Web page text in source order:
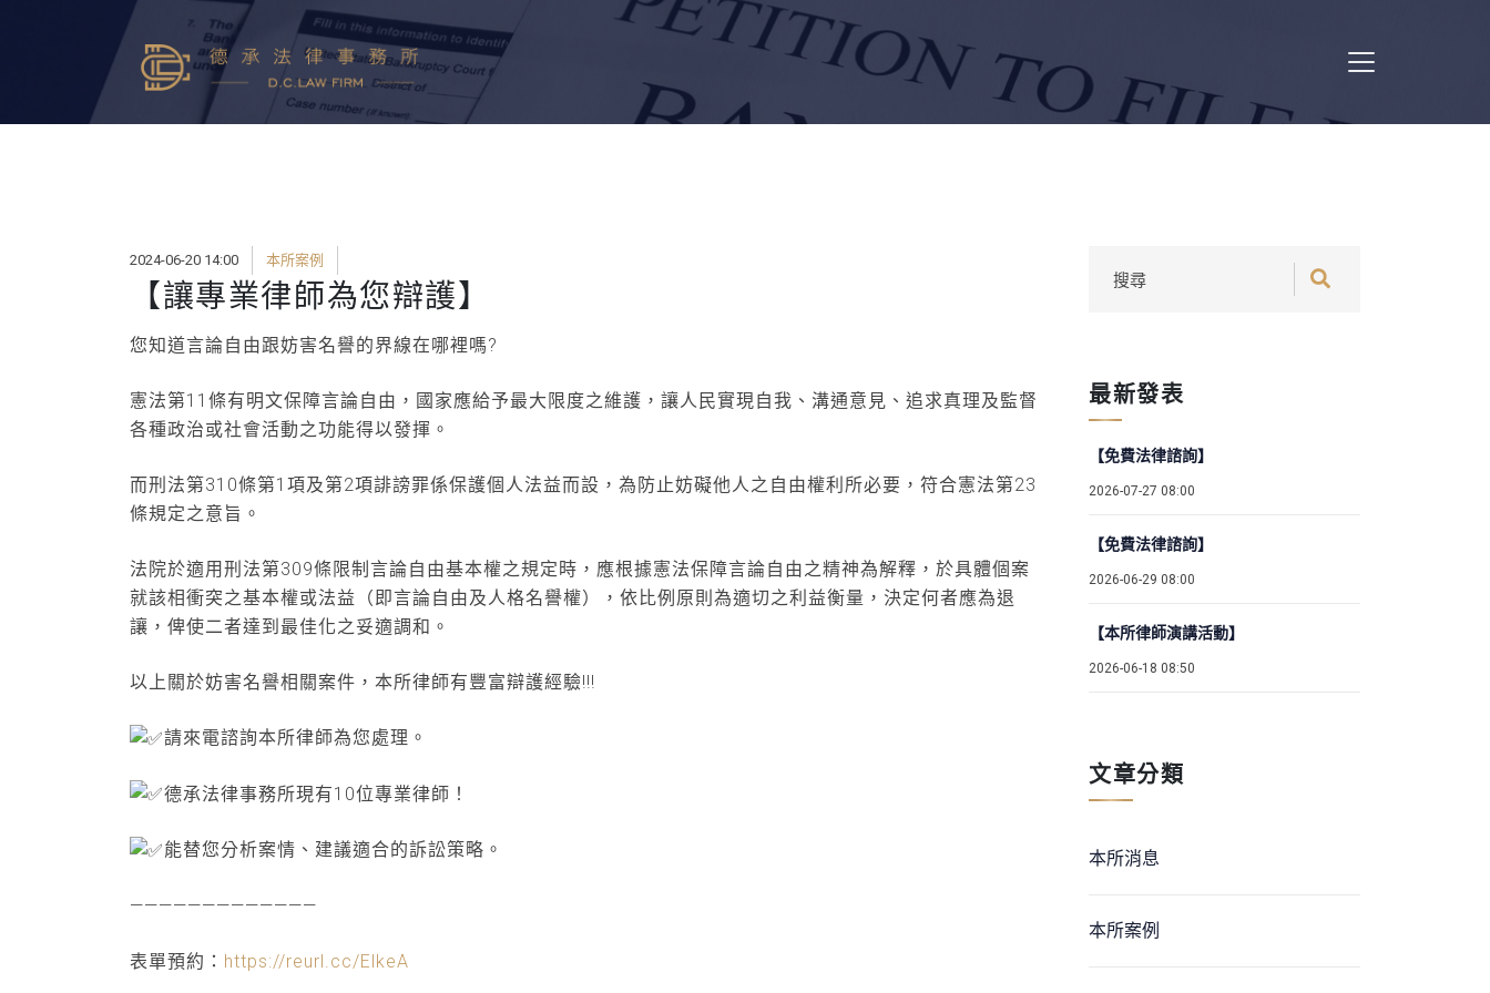
2024-06-20 14:00 本所案例
【讓專業律師為您辯護】
您知道言論自由跟妨害名譽的界線在哪裡嗎?
憲法第11條有明文保障言論自由，國家應給予最大限度之維護，讓人民實現自我、溝通意見、追求真理及監督
各種政治或社會活動之功能得以發揮。
而刑法第310條第1項及第2項誹謗罪係保護個人法益而設，為防止妨礙他人之自由權利所必要，符合憲法第23
條規定之意旨。
法院於適用刑法第309條限制言論自由基本權之規定時，應根據憲法保障言論自由之精神為解釋，於具體個案
就該相衝突之基本權或法益（即言論自由及人格名譽權），依比例原則為適切之利益衡量，決定何者應為退
讓，俾使二者達到最佳化之妥適調和。
以上關於妨害名譽相關案件，本所律師有豐富辯護經驗!!!
請來電諮詢本所律師為您處理。
德承法律事務所現有10位專業律師！
能替您分析案情、建議適合的訴訟策略。
—————————————
表單預約： https://reurl.cc/ElkeA
最新發表
【免費法律諮詢】
2026-07-27 08:00
【免費法律諮詢】
2026-06-29 08:00
【本所律師演講活動】
2026-06-18 08:50
文章分類
本所消息
本所案例